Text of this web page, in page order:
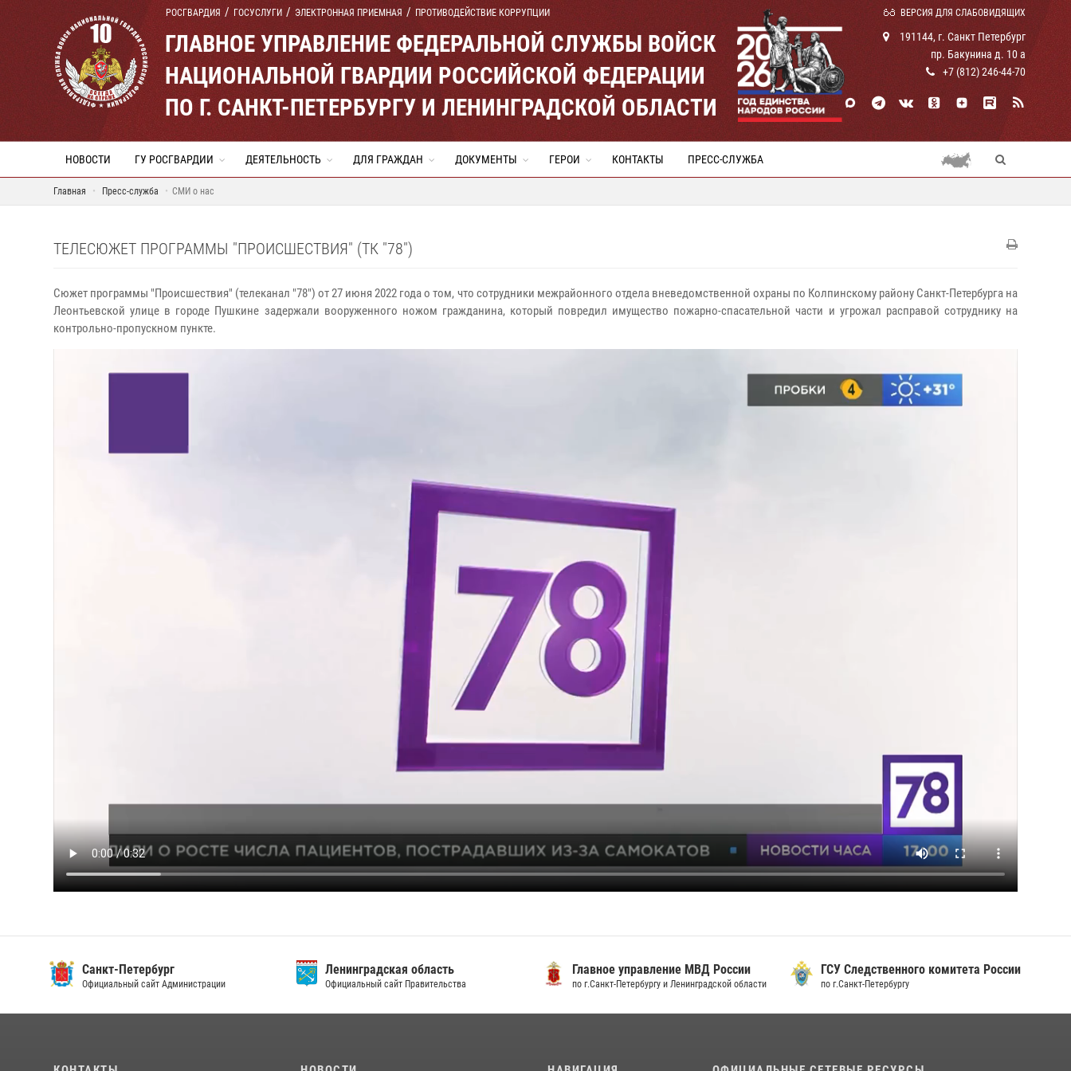
РОСГВАРДИЯ ГОСУСЛУГИ ЭЛЕКТРОННАЯ ПРИЕМНАЯ ПРОТИВОДЕЙСТВИЕ КОРРУПЦИИ ВЕРСИЯ ДЛЯ СЛАБОВИДЯЩИХ
ГЛАВНОЕ УПРАВЛЕНИЕ ФЕДЕРАЛЬНОЙ СЛУЖБЫ ВОЙСК
НАЦИОНАЛЬНОЙ ГВАРДИИ РОССИЙСКОЙ ФЕДЕРАЦИИ
ПО Г. САНКТ-ПЕТЕРБУРГУ И ЛЕНИНГРАДСКОЙ ОБЛАСТИ
191144, г. Санкт Петербург
пр. Бакунина д. 10 а
+7 (812) 246-44-70
НОВОСТИ ГУ РОСГВАРДИИ ДЕЯТЕЛЬНОСТЬ ДЛЯ ГРАЖДАН ДОКУМЕНТЫ ГЕРОИ КОНТАКТЫ ПРЕСС-СЛУЖБА
Главная Пресс-служба СМИ о нас
ТЕЛЕСЮЖЕТ ПРОГРАММЫ "ПРОИСШЕСТВИЯ" (ТК "78")
Сюжет программы "Происшествия" (телеканал "78") от 27 июня 2022 года о том, что сотрудники межрайонного отдела вневедомственной охраны по Колпинскому району Санкт-Петербурга на
Леонтьевской улице в городе Пушкине задержали вооруженного ножом гражданина, который повредил имущество пожарно-спасательной части и угрожал расправой сотруднику на
контрольно-пропускном пункте.
Санкт-Петербург
Официальный сайт Администрации
Ленинградская область
Официальный сайт Правительства
Главное управление МВД России
по г.Санкт-Петербургу и Ленинградской области
ГСУ Следственного комитета России
по г.Санкт-Петербургу